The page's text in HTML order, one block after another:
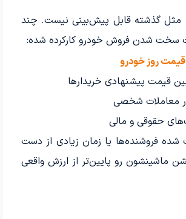
مثل گذشته قابل پیش‌بینی نیست. چند
سخت شدن فروش خودرو کارکرده شده:
قیمت روز خودرو
قیمت پیشنهادی خریدارها
معاملات شخصی
حقوقی و مالی
شده فروشنده‌ها یا زمان زیادی از دست
ماشینشون رو پایین‌تر از ارزش واقعی